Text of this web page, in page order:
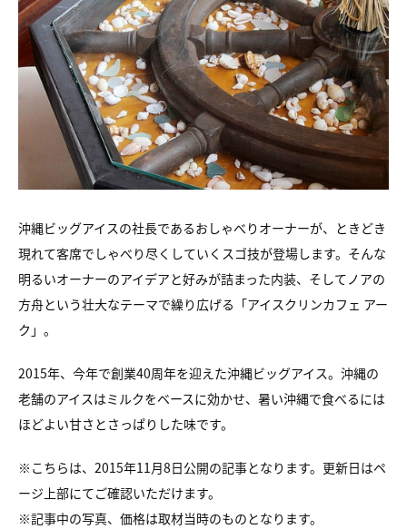
沖縄ビッグアイスの社長であるおしゃべりオーナーが、ときどき
現れて客席でしゃべり尽くしていくスゴ技が登場します。そんな
明るいオーナーのアイデアと好みが詰まった内装、そしてノアの
方舟という壮大なテーマで繰り広げる「アイスクリンカフェ アー
ク」。
2015年、今年で創業40周年を迎えた沖縄ビッグアイス。沖縄の
老舗のアイスはミルクをベースに効かせ、暑い沖縄で食べるには
ほどよい甘さとさっぱりした味です。
※こちらは、2015年11月8日公開の記事となります。更新日はペ
ージ上部にてご確認いただけます。
※記事中の写真、価格は取材当時のものとなります。